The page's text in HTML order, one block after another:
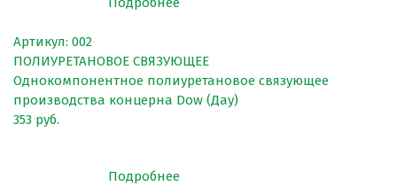
Артикул: 002
ПОЛИУРЕТАНОВОЕ СВЯЗУЮЩЕЕ
Однокомпонентное полиуретановое связующее
производства концерна Dow (Дау)
353 руб.
Подробнее